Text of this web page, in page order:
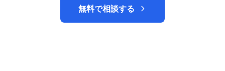
無料で相談する